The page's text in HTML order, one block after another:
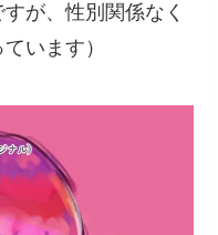
が、性別関係なく
います）